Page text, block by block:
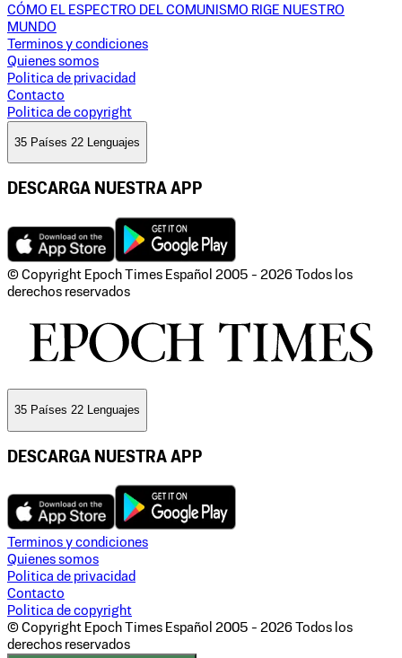
CÓMO EL ESPECTRO DEL COMUNISMO RIGE NUESTRO
MUNDO
Terminos y condiciones
Quienes somos
Politica de privacidad
Contacto
Politica de copyright
35 Países 22 Lenguajes
DESCARGA NUESTRA APP
© Copyright Epoch Times Español 2005 - 2026 Todos los
derechos reservados
35 Países 22 Lenguajes
DESCARGA NUESTRA APP
Terminos y condiciones
Quienes somos
Politica de privacidad
Contacto
Politica de copyright
© Copyright Epoch Times Español 2005 - 2026 Todos los
derechos reservados